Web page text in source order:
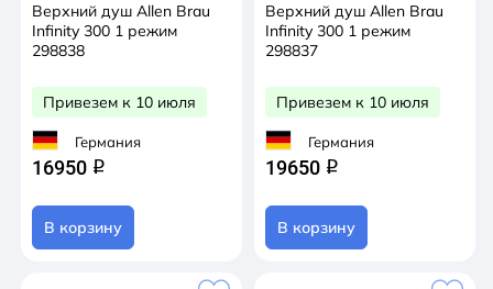
Верхний душ Allen Brau
Infinity 300 1 режим
298838
Привезем к 10 июля
Германия
16950 q
В корзину
Верхний душ Allen Brau
Infinity 300 1 режим
298837
Привезем к 10 июля
Германия
19650 q
В корзину